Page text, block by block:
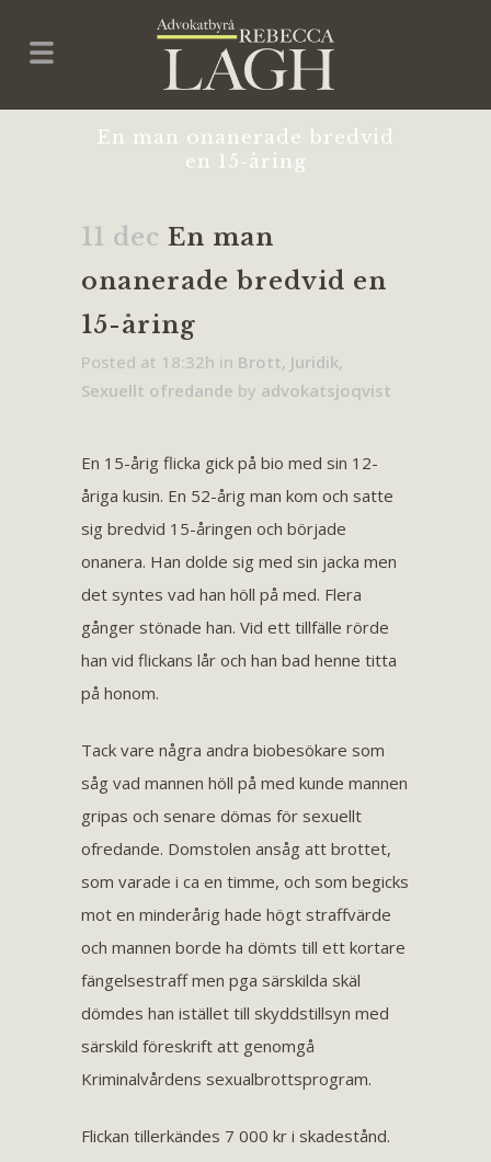
En man onanerade bredvid
en 15-åring
11 dec En man
onanerade bredvid en
15-åring
Posted at 18:32h in Brott, Juridik,
Sexuellt ofredande by advokatsjoqvist
En 15-årig flicka gick på bio med sin 12-
åriga kusin. En 52-årig man kom och satte
sig bredvid 15-åringen och började
onanera. Han dolde sig med sin jacka men
det syntes vad han höll på med. Flera
gånger stönade han. Vid ett tillfälle rörde
han vid flickans lår och han bad henne titta
på honom.
Tack vare några andra biobesökare som
såg vad mannen höll på med kunde mannen
gripas och senare dömas för sexuellt
ofredande. Domstolen ansåg att brottet,
som varade i ca en timme, och som begicks
mot en minderårig hade högt straffvärde
och mannen borde ha dömts till ett kortare
fängelsestraff men pga särskilda skäl
dömdes han istället till skyddstillsyn med
särskild föreskrift att genomgå
Kriminalvårdens sexualbrottsprogram.
Flickan tillerkändes 7 000 kr i skadestånd.